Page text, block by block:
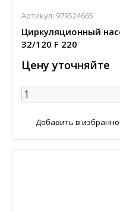
Артикул: 979524665
Циркуляционный
32/120 F 220
Цену уточняйте
Добавить в